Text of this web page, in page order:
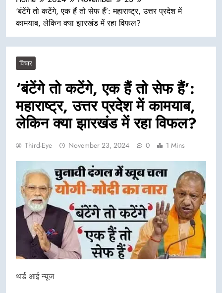
‘बंटेंगे तो कटेंगे, एक हैं तो सेफ हैं’: महाराष्ट्र, उत्तर प्रदेश में
कामयाब, लेकिन क्या झारखंड में रहा विफल?
विचार
‘बंटेंगे तो कटेंगे, एक हैं तो सेफ हैं’:
महाराष्ट्र, उत्तर प्रदेश में कामयाब,
लेकिन क्या झारखंड में रहा विफल?
Third-Eye November 23, 2024 0 1 Mins
थर्ड आई न्यूज